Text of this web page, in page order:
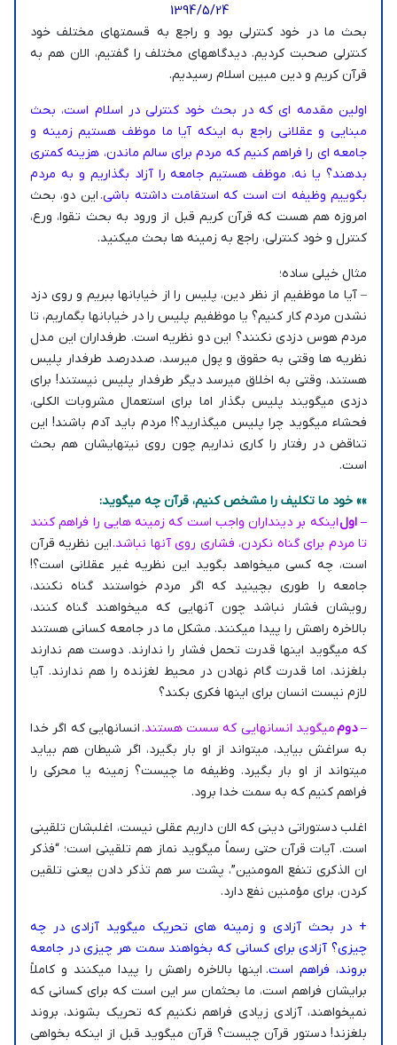
1394/5/24
بحث ما در خود کنترلی بود و راجع به قسمتهای مختلف خود
کنترلی صحبت کردیم. دیدگاههای مختلف را گفتیم، الان هم به
قرآن کریم و دین مبین اسلام رسیدیم.
اولین مقدمه ای که در بحث خود کنترلی در اسلام است، بحث
مبنایی و عقلانی راجع به اینکه آیا ما موظف هستیم زمینه و
جامعه ای را فراهم کنیم که مردم برای سالم ماندن، هزینه کمتری
بدهند؟ یا نه، موظف هستیم جامعه را آزاد بگذاریم و به مردم
بگوییم وظیفه ات است که استقامت داشته باشی.این دو، بحث
امروزه هم هست که قرآن کریم قبل از ورود به بحث تقوا، ورع،
کنترل و خود کنترلی، راجع به زمینه ها بحث میکنید.
مثال خیلی ساده؛
– آیا ما موظفیم از نظر دین، پلیس را از خیابانها ببریم و روی دزد
نشدن مردم کار کنیم؟ یا موظفیم پلیس را در خیابانها بگماریم، تا
مردم هوس دزدی نکنند؟ این دو نظریه است. طرفداران این مدل
نظریه ها وقتی به حقوق و پول میرسد، صددرصد طرفدار پلیس
هستند، وقتی به اخلاق میرسد دیگر طرفدار پلیس نیستند! برای
دزدی میگویند پلیس بگذار اما برای استعمال مشروبات الکلی،
فحشاء میگوید چرا پلیس میگذارید؟! مردم باید آدم باشند! این
تناقض در رفتار را کاری نداریم چون روی نیتهایشان هم بحث
است.
»» خود ما تکلیف را مشخص کنیم، قرآن چه میگوید:
– اولاینکه بر دینداران واجب است که زمینه هایی را فراهم کنند
تا مردم برای گناه نکردن، فشاری روی آنها نباشد.این نظریه قرآن
است، چه کسی میخواهد بگوید این نظریه غیر عقلانی است؟!
جامعه را طوری بچینید که اگر مردم خواستند گناه نکنند،
رویشان فشار نباشد چون آنهایی که میخواهند گناه کنند،
بالاخره راهش را پیدا میکنند. مشکل ما در جامعه کسانی هستند
که میگوید اینها قدرت تحمل فشار را ندارند. دوست هم ندارند
بلغزند، اما قدرت گام نهادن در محیط لغزنده را هم ندارند. آیا
لازم نیست انسان برای اینها فکری بکند؟
– دوممیگوید انسانهایی که سست هستند.انسانهایی که اگر خدا
به سراغش بیاید، میتواند از او بار بگیرد، اگر شیطان هم بیاید
میتواند از او بار بگیرد. وظیفه ما چیست؟ زمینه یا محرکی را
فراهم کنیم که به سمت خدا برود.
اغلب دستوراتی دینی که الان داریم عقلی نیست، اغلبشان تلقینی
است. آیات قرآن حتی رسماً میگوید نماز هم تلقینی است؛ “فذکر
ان الذکری تنفع المومنین”، پشت سر هم تذکر دادن یعنی تلقین
کردن، برای مؤمنین نفع دارد.
+ در بحث آزادی و زمینه های تحریک میگوید آزادی در چه
چیزی؟ آزادی برای کسانی که بخواهند سمت هر چیزی در جامعه
بروند، فراهم است. اینها بالاخره راهش را پیدا میکنند و کاملاً
برایشان فراهم است، ما بحثمان سر این است که برای کسانی که
نمیخواهند، آزادی زیادی فراهم نکنیم که تحریک بشوند، بروند
بلغزند! دستور قرآن چیست؟ قرآن میگوید قبل از اینکه بخواهی